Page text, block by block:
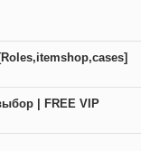
| FREE VIP